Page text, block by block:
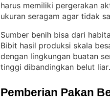
harus memiliki pergerakan
ukuran seragam agar tidak
Sumber benih bisa dari
Bibit hasil produksi skala
dengan lingkungan buatan
tinggi dibandingkan belut liar.
Pemberian Pakan